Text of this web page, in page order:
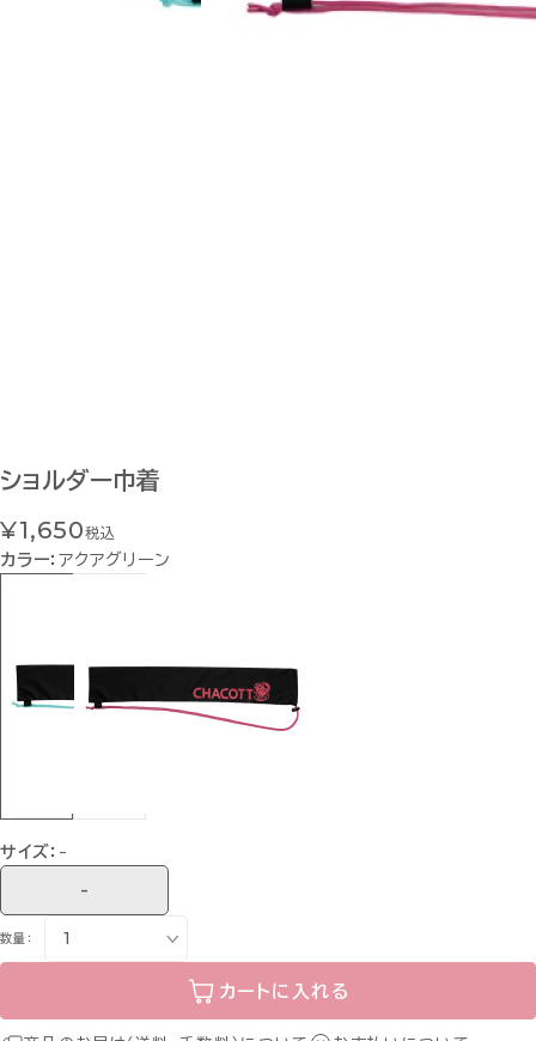
ショルダー巾着
¥1,650税込
カラー：アクアグリーン
サイズ： -
-
数量：
カートに入れる